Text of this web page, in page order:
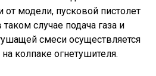
от модели, пусковой пистолет
случае подача газа и
смеси осуществляется
колпаке огнетушителя.